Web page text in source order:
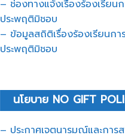
– ช่องทางแจ้งเรื่องร้องเรียน
ประพฤติมิชอบ
– ข้อมูลสถิติเรื่องร้องเรียนกา
ประพฤติมิชอบ
นโยบาย NO GIFT
– ประกาศเจตนารมณ์และการ